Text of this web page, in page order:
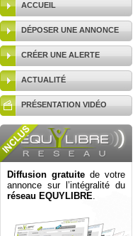
ACCUEIL
DÉPOSER UNE ANNONCE
CRÉER UNE ALERTE
ACTUALITÉ
PRÉSENTATION VIDÉO
Diffusion gratuite de votre
annonce sur l’intégralité du
réseau EQUYLIBRE.